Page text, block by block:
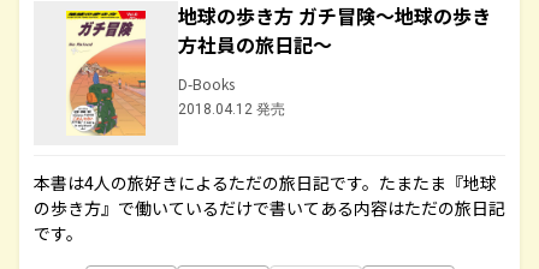
地球の歩き方 ガチ冒険～地球の歩き
方社員の旅日記～
D-Books
2018.04.12 発売
本書は4人の旅好きによるただの旅日記です。たまたま『地球
の歩き方』で働いているだけで書いてある内容はただの旅日記
です。